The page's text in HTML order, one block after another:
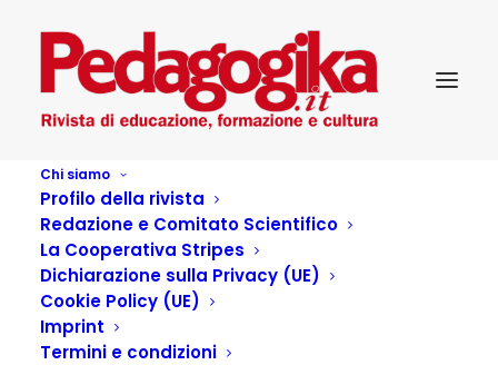
Chi siamo
Profilo della rivista
Redazione e Comitato Scientifico
La Cooperativa Stripes
Dichiarazione sulla Privacy (UE)
Cookie Policy (UE)
Imprint
Termini e condizioni
Pedagogika XXIII_3 – Il
corpo che ci abita